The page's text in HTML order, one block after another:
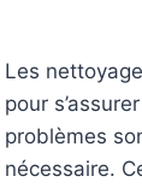
Les
pour
problèmes
nécessaire.